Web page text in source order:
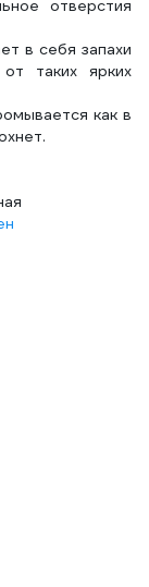
отверстия
в себя запахи
таких ярких
как в